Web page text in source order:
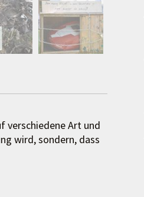
verschiedene Art und
wird, sondern, dass